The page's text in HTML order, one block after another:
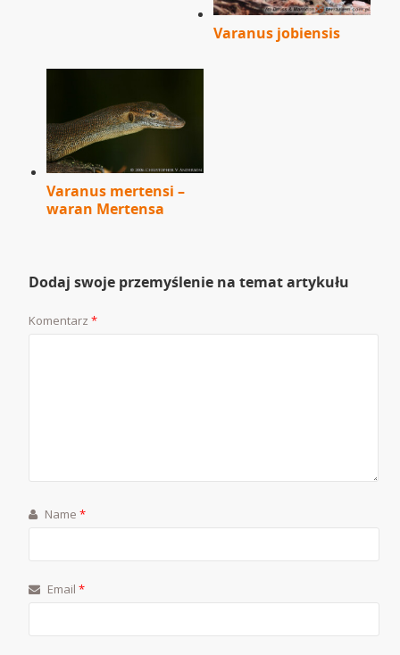
Varanus jobiensis
Varanus mertensi –
waran Mertensa
Dodaj swoje przemyślenie na temat artykułu
Komentarz*
Name*
Email*